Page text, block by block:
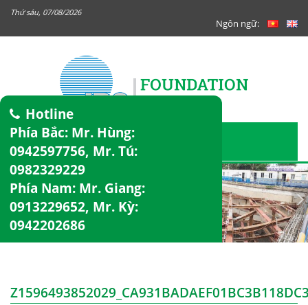
Thứ sáu, 07/08/2026
Ngôn ngữ:
Hotline
Phía Bắc: Mr. Hùng:
0942597756, Mr. Tú:
0982329229
Phía Nam: Mr. Giang:
0913229652, Mr. Kỳ:
0942202686